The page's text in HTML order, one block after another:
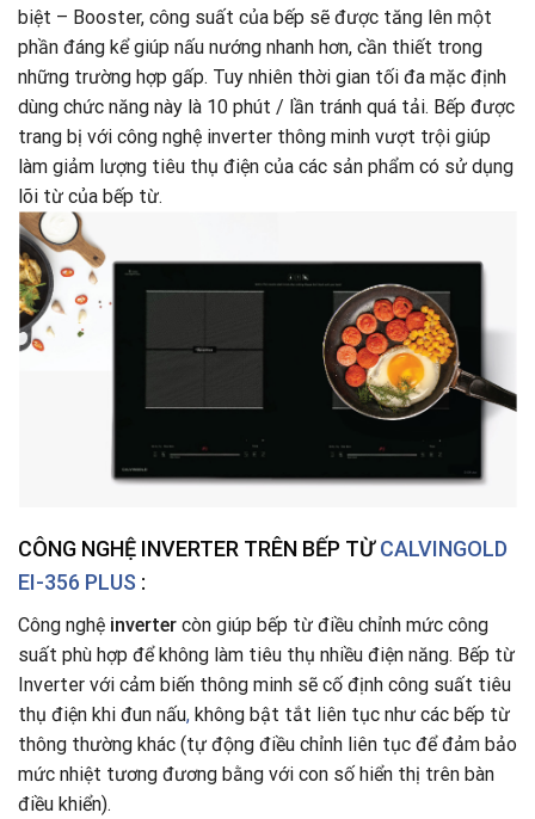
biệt – Booster, công suất của bếp sẽ được tăng lên một
phần đáng kể giúp nấu nướng nhanh hơn, cần thiết trong
những trường hợp gấp. Tuy nhiên thời gian tối đa mặc định
dùng chức năng này là 10 phút / lần tránh quá tải. Bếp được
trang bị với công nghệ inverter thông minh vượt trội giúp
làm giảm lượng tiêu thụ điện của các sản phẩm có sử dụng
lõi từ của bếp từ.
CÔNG NGHỆ INVERTER TRÊN BẾP TỪCALVINGOLD
EI-356 PLUS :
Công nghệ inverter còn giúp bếp từ điều chỉnh mức công
suất phù hợp để không làm tiêu thụ nhiều điện năng. Bếp từ
Inverter với cảm biến thông minh sẽ cố định công suất tiêu
thụ điện khi đun nấu, không bật tắt liên tục như các bếp từ
thông thường khác (tự động điều chỉnh liên tục để đảm bảo
mức nhiệt tương đương bằng với con số hiển thị trên bàn
điều khiển).